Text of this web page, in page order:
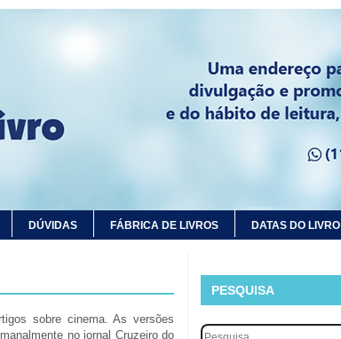
DÚVIDAS FÁBRICA DE LIVROS DATAS DO LIVRO
sobre cinema. As versões
no jornal Cruzeiro do
PESQUISA